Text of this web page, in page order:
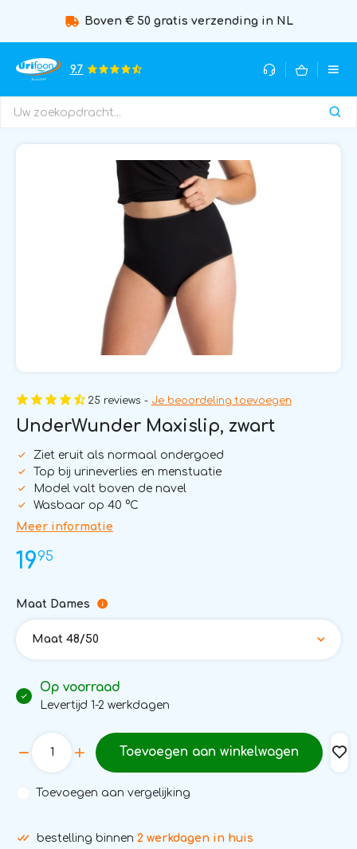
Boven € 50 gratis verzending in NL
9.7
25 reviews - Je beoordeling toevoegen
UnderWunder Maxislip, zwart
Ziet eruit als normaal ondergoed
Top bij urineverlies en menstuatie
Model valt boven de navel
Wasbaar op 40 °C
Meer informatie
1995
Maat Dames
Maat 48/50
Op voorraad
Levertijd 1-2 werkdagen
Toevoegen aan winkelwagen
Toevoegen aan vergelijking
bestelling binnen 2 werkdagen in huis